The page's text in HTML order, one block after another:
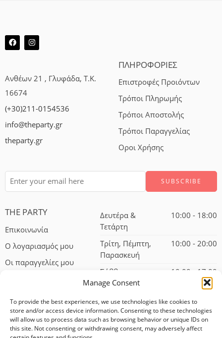
Manage Consent
To provide the best experiences, we use technologies like cookies to
store and/or access device information. Consenting to these technologies
will allow us to process data such as browsing behavior or unique IDs on
this site. Not consenting or withdrawing consent, may adversely affect
Ανθέων 21 , Γλυφάδα, Τ.Κ.
16674
(+30)211-0154536
info@theparty.gr
theparty.gr
ΠΛΗΡΟΦΟΡΙΕΣ
Επιστροφές Προιόντων
Τρόποι Πληρωμής
Τρόποι Αποστολής
Τρόποι Παραγγελίας
Οροι Χρήσης
THE PARTY
Επικοινωνία
Ο λογαριασμός μου
Οι παραγγελίες μου
Δευτέρα &
Τετάρτη
10:00 - 18:00
Τρίτη, Πέμπτη,
Παρασκευή
10:00 - 20:00
Σάββατο 10:00 - 17:00